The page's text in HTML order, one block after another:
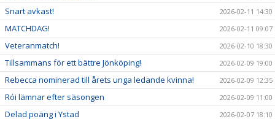
Snart avkast! 2026-02-11 14:30
MATCHDAG! 2026-02-11 09:07
Veteranmatch! 2026-02-10 18:30
Tillsammans för ett bättre Jönköping! 2026-02-09 19:00
Rebecca nominerad till årets unga ledande kvinna! 2026-02-09 12:35
Rói lämnar efter säsongen 2026-02-09 11:00
Delad poäng i Ystad 2026-02-07 18:10